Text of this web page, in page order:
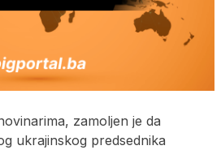
zamoljen je da
ukrajinskog predsednika